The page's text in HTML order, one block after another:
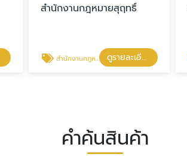
สำนักงานกฎหมายสุฤทธิ์
สํานักงานกฎหมาย นนทบุรี ดูรายละเอียด
คำค้นสินค้า